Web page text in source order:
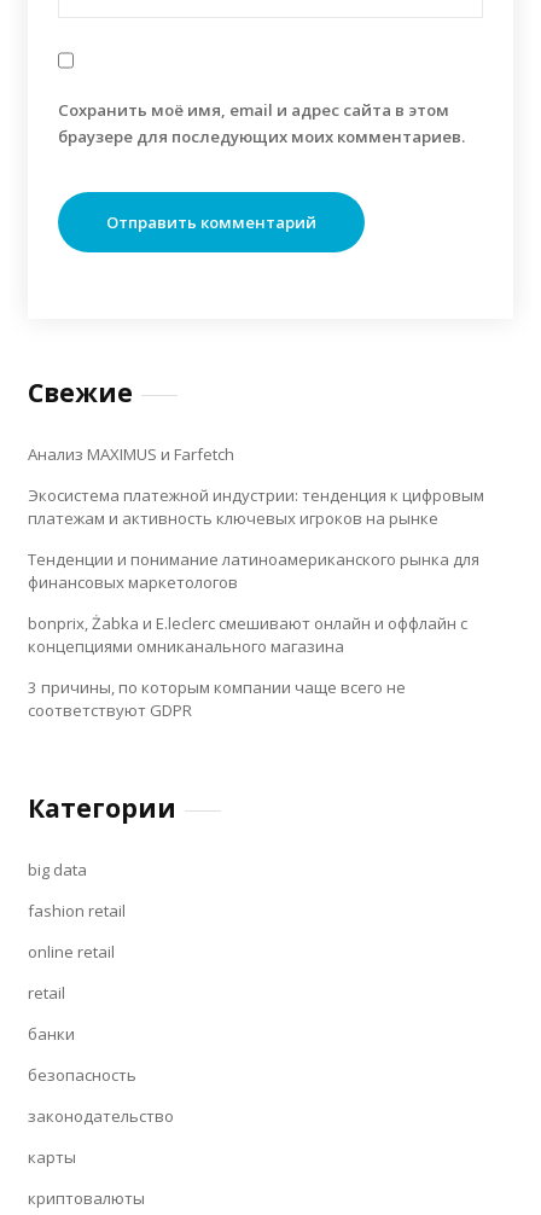
Сохранить моё имя, email и адрес сайта в этом
браузере для последующих моих комментариев.
Свежие
Анализ MAXIMUS и Farfetch
Экосистема платежной индустрии: тенденция к цифровым
платежам и активность ключевых игроков на рынке
Тенденции и понимание латиноамериканского рынка для
финансовых маркетологов
bonprix, Żabka и E.leclerc смешивают онлайн и оффлайн с
концепциями омниканального магазина
3 причины, по которым компании чаще всего не
соответствуют GDPR
Категории
big data
fashion retail
online retail
retail
банки
безопасность
законодательство
карты
криптовалюты